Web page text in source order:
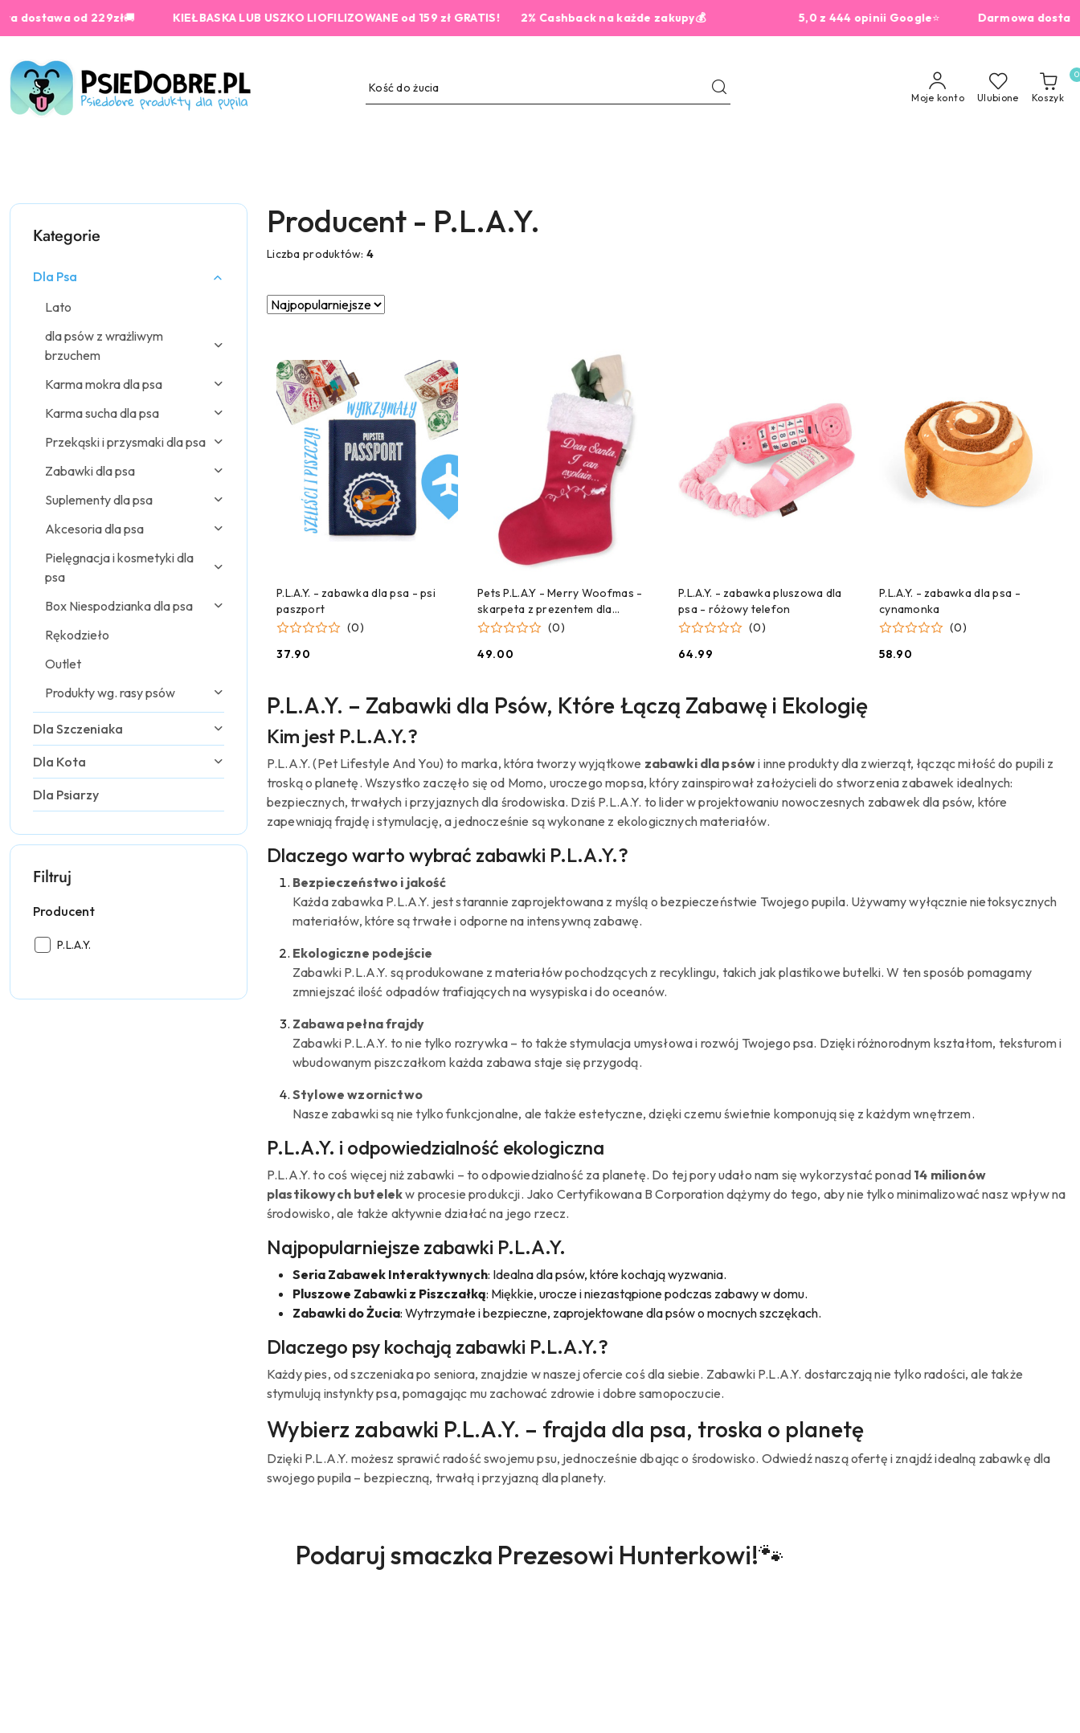
Przejdź do treści głównej
Przejdź do wyszukiwarki
Przejdź do moje konto
Przejdź do menu głównego
Przejdź do stopki
od 229zł🚚KIEŁBASKA LUB USZKO LIOFILIZOWANE od 159 zł GRATIS! 2% Cashback na każde zakupy💰 5,0 z 444 opinii Google ⭐Darmowa dostawa od
Moje konto Ulubione Koszyk
0
Kategorie
Dla Psa
Lato
dla psów z wrażliwym
brzuchem
Karma mokra dla psa
Karma sucha dla psa
Przekąski i przysmaki dla psa
Zabawki dla psa
Suplementy dla psa
Akcesoria dla psa
Pielęgnacja i kosmetyki dla
psa
Box Niespodzianka dla psa
Rękodzieło
Outlet
Produkty wg. rasy psów
Dla Szczeniaka
Dla Kota
Dla Psiarzy
Filtruj
Producent
Producent:
P.L.A.Y.
Producent - P.L.A.Y.
Liczba produktów:4
Zastosowano
Sortuj
P.L.A.Y. - zabawka dla psa - psi
paszport
(0)
Cena:
37.90
Pets P.L.A.Y - Merry Woofmas -
skarpeta z prezentem dla
dobrego pieska - zabawka
(0)
Cena:
49.00
P.L.A.Y. - zabawka pluszowa dla
psa - różowy telefon
(0)
Cena:
64.99
P.L.A.Y. - zabawka dla psa -
cynamonka
(0)
Cena:
58.90
P.L.A.Y. – Zabawki dla Psów, Które Łączą Zabawę i Ekologię
Kim jest P.L.A.Y.?
P.L.A.Y. (Pet Lifestyle And You) to marka, która tworzy wyjątkowe zabawki dla psówi inne produkty dla zwierząt, łącząc miłość do pupili z
troską o planetę. Wszystko zaczęło się od Momo, uroczego mopsa, który zainspirował założycieli do stworzenia zabawek idealnych:
bezpiecznych, trwałych i przyjaznych dla środowiska. Dziś P.L.A.Y. to lider w projektowaniu nowoczesnych zabawek dla psów, które
zapewniają frajdę i stymulację, a jednocześnie są wykonane z ekologicznych materiałów.
Dlaczego warto wybrać zabawki P.L.A.Y.?
Bezpieczeństwo i jakość
Każda zabawka P.L.A.Y. jest starannie zaprojektowana z myślą o bezpieczeństwie Twojego pupila. Używamy wyłącznie nietoksycznych
materiałów, które są trwałe i odporne na intensywną zabawę.
Ekologiczne podejście
Zabawki P.L.A.Y. są produkowane z materiałów pochodzących z recyklingu, takich jak plastikowe butelki. W ten sposób pomagamy
zmniejszać ilość odpadów trafiających na wysypiska i do oceanów.
Zabawa pełna frajdy
Zabawki P.L.A.Y. to nie tylko rozrywka – to także stymulacja umysłowa i rozwój Twojego psa. Dzięki różnorodnym kształtom, teksturom i
wbudowanym piszczałkom każda zabawa staje się przygodą.
Stylowe wzornictwo
Nasze zabawki są nie tylko funkcjonalne, ale także estetyczne, dzięki czemu świetnie komponują się z każdym wnętrzem.
P.L.A.Y. i odpowiedzialność ekologiczna
P.L.A.Y. to coś więcej niż zabawki – to odpowiedzialność za planetę. Do tej pory udało nam się wykorzystać ponad 14 milionów
plastikowych butelekw procesie produkcji. Jako Certyfikowana B Corporation dążymy do tego, aby nie tylko minimalizować nasz wpływ na
środowisko, ale także aktywnie działać na jego rzecz.
Najpopularniejsze zabawki P.L.A.Y.
Seria Zabawek Interaktywnych: Idealna dla psów, które kochają wyzwania.
Pluszowe Zabawki z Piszczałką: Miękkie, urocze i niezastąpione podczas zabawy w domu.
Zabawki do Żucia: Wytrzymałe i bezpieczne, zaprojektowane dla psów o mocnych szczękach.
Dlaczego psy kochają zabawki P.L.A.Y.?
Każdy pies, od szczeniaka po seniora, znajdzie w naszej ofercie coś dla siebie. Zabawki P.L.A.Y. dostarczają nie tylko radości, ale także
stymulują instynkty psa, pomagając mu zachować zdrowie i dobre samopoczucie.
Wybierz zabawki P.L.A.Y. – frajda dla psa, troska o planetę
Dzięki P.L.A.Y. możesz sprawić radość swojemu psu, jednocześnie dbając o środowisko. Odwiedź naszą ofertę i znajdź idealną zabawkę dla
swojego pupila – bezpieczną, trwałą i przyjazną dla planety.
Produkty
Podaruj smaczka Prezesowi Hunterkowi!🐾